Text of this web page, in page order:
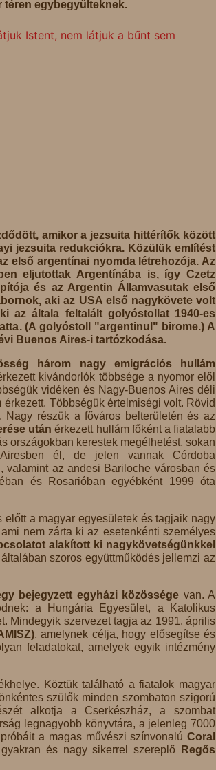
téren egybegyűlteknek.
Istent, nem látjuk a bűnt sem
amikor a jezsuita hittérítők között
jezsuita redukciókra. Közülük említést
első argentínai nyomda létrehozója. Az
eljutottak Argentínába is, így Czetz
és az Argentin Államvasutak első
aki az USA első nagykövete volt
az általa feltalált golyóstollat 1940-es
(A golyóstoll "argentinul" birome.) A
Buenos Aires-i tartózkodása.
három nagy emigrációs hullám
kivándorlók többsége a nyomor elől
vidéken és Nagy-Buenos Aires déli
érkezett. Többségük értelmiségi volt. Rövid
Nagy részük a főváros belterületén és az
után érkezett hullám főként a fiatalabb
országokban kerestek megélhetést, sokan
él, de jelen vannak Córdoba
valamint az andesi Bariloche városban és
és Rosarióban egyébként 1999 óta
a magyar egyesületek és tagjaik nagy
nem zárta ki az esetenkénti személyes
alakított ki nagykövetségünkkel
szoros együttműködés jellemzi az
bejegyzett egyházi közössége van. A
a Hungária Egyesület, a Katolikus
Mindegyik szervezet tagja az 1991. április
, amelynek célja, hogy elősegítse és
feladatokat, amelyek egyik intézmény
Köztük található a fiatalok magyar
szülők minden szombaton szigorú
alkotja a Cserkészház, a szombat
legnagyobb könyvtára, a jelenleg 7000
a magas művészi színvonalú Coral
és nagy sikerrel szereplő
Regős